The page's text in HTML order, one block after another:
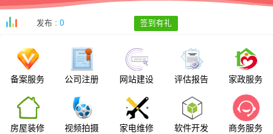
发布 :0 签到有礼
备案服务 公司注册 网站建设 评估报告 家政服务
房屋装修 视频拍摄 家电维修 软件开发 商务服务